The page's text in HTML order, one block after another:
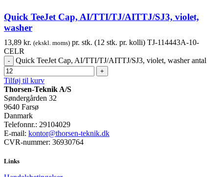
Quick TeeJet Cap, AI/TTI/TJ/AITTJ/SJ3, violet,
washer
13,89 kr. (ekskl. moms) pr. stk. (12 stk. pr. kolli) TJ-114443A-10-
CELR
Quick TeeJet Cap, AI/TTI/TJ/AITTJ/SJ3, violet, washer antal
Tilføj til kurv
Thorsen-Teknik A/S
Søndergården 32
9640 Farsø
Danmark
Telefonnr.: 29104029
E-mail: kontor@thorsen-teknik.dk
CVR-nummer: 36930764
Links